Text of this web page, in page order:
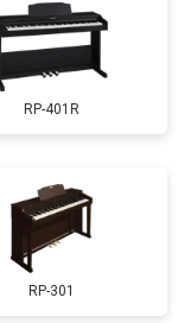
RP-401R
RP-301